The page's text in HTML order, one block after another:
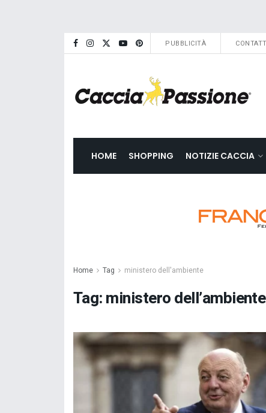
PUBBLICITÀ
HOME SHOPPING NOTIZIE CACCIA
Home Tag ministero dell'ambiente
Tag:ministero dell’ambiente